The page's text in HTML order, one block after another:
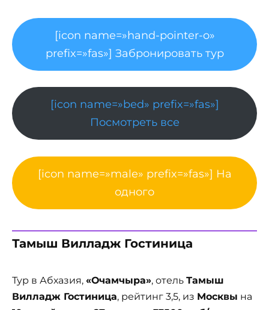
[icon name=»hand-pointer-o»
prefix=»fas»] Забронировать тур
[icon name=»bed» prefix=»fas»]
Посмотреть все
[icon name=»male» prefix=»fas»] На
одного
Тамыш Вилладж Гостиница
Тур в Абхазия, «Очамчыра», отель Тамыш
Вилладж Гостиница, рейтинг 3,5, из Москвы на